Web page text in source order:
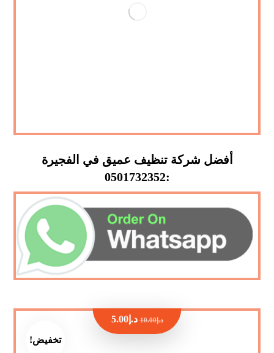
أفضل شركة تنظيف عميق في الفجيرة
:0501732352
تخفيض!
د.إ10.00 د.إ5.00